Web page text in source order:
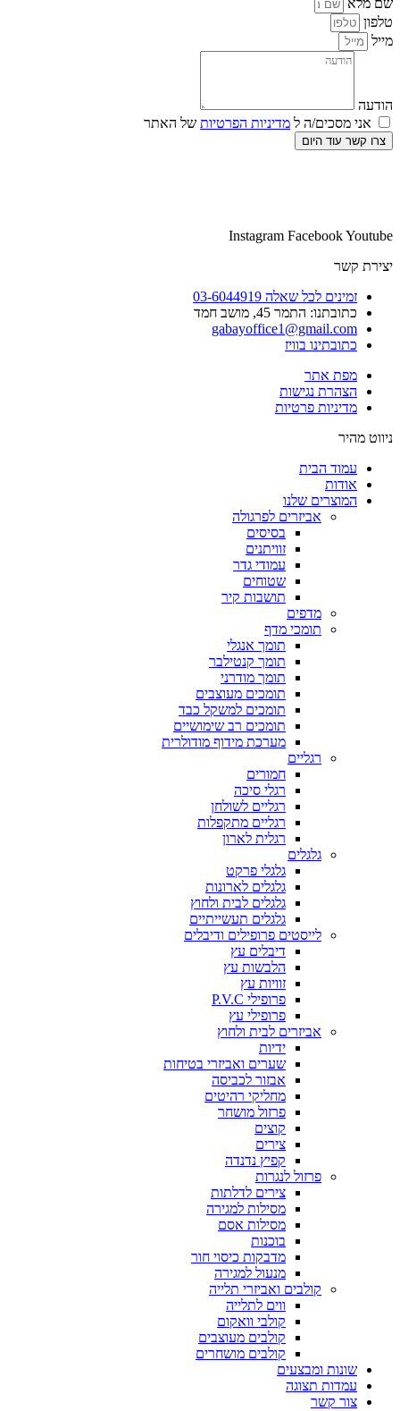
שם מלא
טלפון
מייל
הודעה
אני מסכים/ה ל מדיניות הפרטיות של האתר
צרו קשר עוד היום
Instagram FacebookYoutube
יצירת קשר
זמינים לכל שאלה 03-6044919
כתובתנו: התמר 45, מושב חמד​
gabayoffice1@gmail.com
כתובתינו בוויז
מפת אתר
הצהרת נגישות
מדיניות פרטיות
ניווט מהיר
עמוד הבית
אודות
המוצרים שלנו
אביזרים לפרגולה
בסיסים
זוויתנים
עמודי גדר
שטוחים
תושבות קיר
מדפים
תומכי מדף
תומך אנגלי
תומך קנטילבר
תומך מודרני
תומכים מעוצבים
תומכים למשקל כבד
תומכים רב שימושיים
מערכת מידוף מודולרית
רגליים
חמורים
רגלי סיכה
רגליים לשולחן
רגליים מתקפלות
רגלית לארון
גלגלים
גלגלי פרקט
גלגלים לארונות
גלגלים לבית ולחוץ
גלגלים תעשייתיים
לייסטים פרופילים ודיבלים
דיבלים עץ
הלבשות עץ
זוויות עץ
פרופילי P.V.C
פרופילי עץ
אביזרים לבית ולחוץ
ידיות
שערים ואביזרי בטיחות
אבזור לכביסה
מחליקי רהיטים
פרזול מושחר
קוצים
צירים
קפיץ נדנדה
פרזול לנגרות
צירים לדלתות
מסילות למגירה
מסילות אסם
בוכנות
מדבקות כיסוי חור
מנעול למגירה
קולבים ואביזרי תלייה
ווים לתלייה
קולבי וואקום
קולבים מעוצבים
קולבים מושחרים
שונות ומבצעים
עמדות תצוגה
צור קשר